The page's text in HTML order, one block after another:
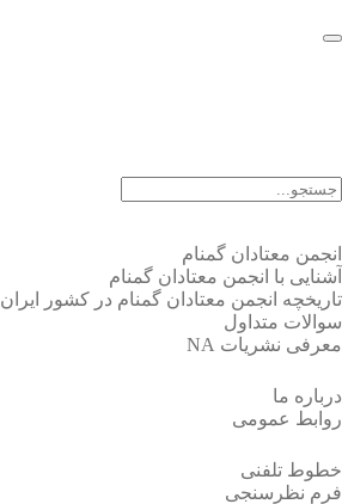
انجمن معتادان گمنام
آشنایی با انجمن معتادان گمنام
تاریخچه انجمن معتادان گمنام در کشور ایران
سوالات متداول
معرفی نشریات NA
درباره ما
روابط عمومی
خطوط تلفنی
فرم نظرسنجی